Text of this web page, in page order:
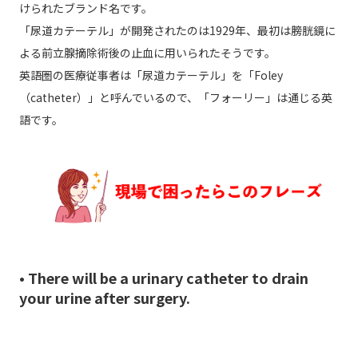
けられたブランド名です。
「尿道カテーテル」が開発されたのは1929年、最初は膀胱鏡に
よる前立腺摘除術後の止血に用いられたそうです。
英語圏の医療従事者は「尿道カテーテル」を「Foley
（catheter）」と呼んでいるので、「フォーリー」は通じる英
語です。
• There will be a urinary catheter to drain
your urine after surgery.